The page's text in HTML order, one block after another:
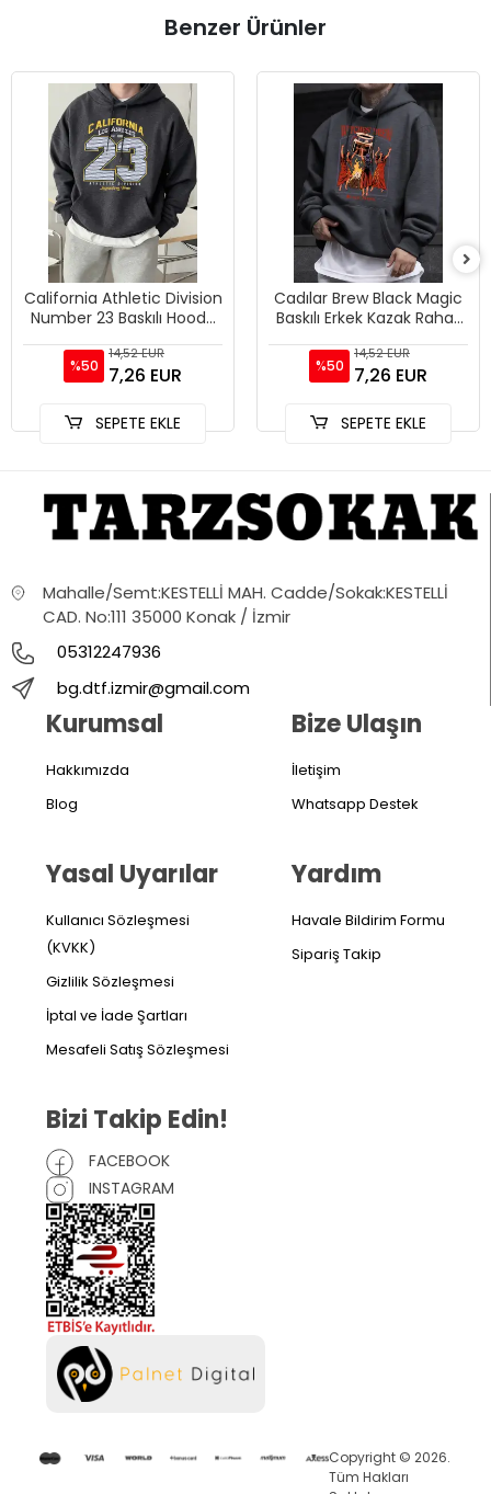
Benzer Ürünler
California Athletic Division
Number 23 Baskılı Hoody
Sweatshirtler
%50
14,52 EUR
7,26 EUR
SEPETE EKLE
Cadılar Brew Black Magic
Baskılı Erkek Kazak Rahat
Tüm Maç Hoody Unisex S
%50
14,52 EUR
7,26 EUR
SEPETE EKLE
Mahalle/Semt:KESTELLİ MAH. Cadde/Sokak:KESTELLİ
CAD. No:111 35000 Konak / İzmir
05312247936
bg.dtf.izmir@gmail.com
Kurumsal
Hakkımızda
Blog
Yasal Uyarılar
Kullanıcı Sözleşmesi
(KVKK)
Gizlilik Sözleşmesi
İptal ve İade Şartları
Mesafeli Satış Sözleşmesi
Bize Ulaşın
İletişim
Whatsapp Destek
Yardım
Havale Bildirim Formu
Sipariş Takip
Bizi Takip Edin!
FACEBOOK
INSTAGRAM
Copyright © 2026.
Tüm Hakları